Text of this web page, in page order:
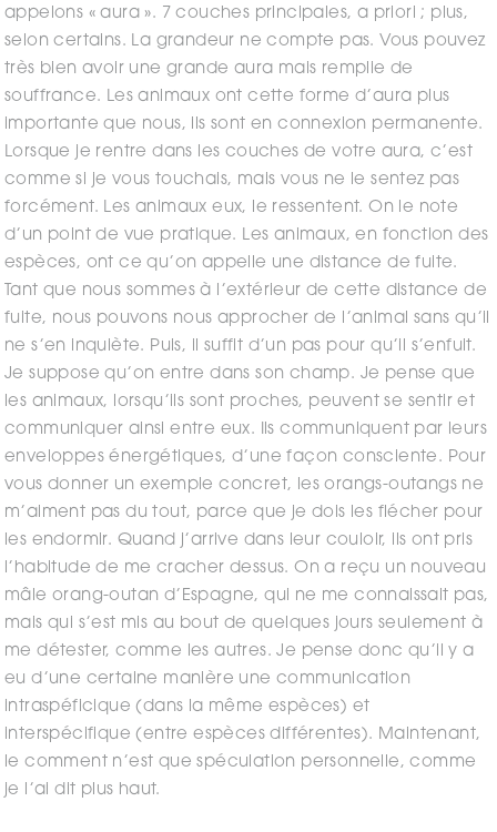
appelons « aura ». 7 couches principales, a priori ; plus,
selon certains. La grandeur ne compte pas. Vous pouvez
très bien avoir une grande aura mais remplie de
souffrance. Les animaux ont cette forme d’aura plus
importante que nous, ils sont en connexion permanente.
Lorsque je rentre dans les couches de votre aura, c’est
comme si je vous touchais, mais vous ne le sentez pas
forcément. Les animaux eux, le ressentent. On le note
d’un point de vue pratique. Les animaux, en fonction des
espèces, ont ce qu’on appelle une distance de fuite.
Tant que nous sommes à l’extérieur de cette distance de
fuite, nous pouvons nous approcher de l’animal sans qu’il
ne s’en inquiète. Puis, il suffit d’un pas pour qu’il s’enfuit.
Je suppose qu’on entre dans son champ. Je pense que
les animaux, lorsqu’ils sont proches, peuvent se sentir et
communiquer ainsi entre eux. Ils communiquent par leurs
enveloppes énergétiques, d’une façon consciente. Pour
vous donner un exemple concret, les orangs-outangs ne
m’aiment pas du tout, parce que je dois les flécher pour
les endormir. Quand j’arrive dans leur couloir, ils ont pris
l’habitude de me cracher dessus. On a reçu un nouveau
mâle orang-outan d’Espagne, qui ne me connaissait pas,
mais qui s’est mis au bout de quelques jours seulement à
me détester, comme les autres. Je pense donc qu’il y a
eu d’une certaine manière une communication
intraspéficique (dans la même espèces) et
interspécifique (entre espèces différentes). Maintenant,
le comment n’est que spéculation personnelle, comme
je l’ai dit plus haut.